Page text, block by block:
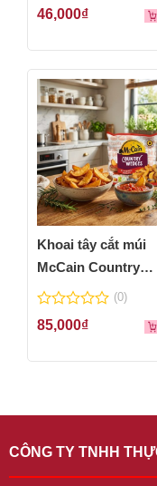
0
out
5
46,000₫
Khoai tây cắt múi
McCain Country
Wedges 600g
0
out
5
(0)
85,000₫
CÔNG TY TNHH